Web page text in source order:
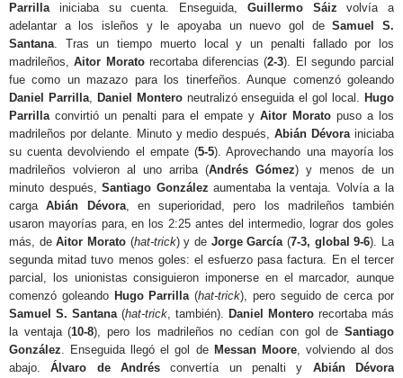
Parrillainiciaba su cuenta. Enseguida, Guillermo Sáiz volvía a
adelantar a los isleños y le apoyaba un nuevo gol deSamuel S.
Santana. Tras un tiempo muerto local y un penalti fallado por los
madrileños,Aitor Moratorecortaba diferencias (2-3). El segundo parcial
fue como un mazazo para los tinerfeños. Aunque comenzó goleando
Daniel Parrilla, Daniel Monteroneutralizó enseguida el gol local. Hugo
Parrillaconvirtió un penalti para el empate y Aitor Morato puso a los
madrileños por delante. Minuto y medio después,Abián Dévorainiciaba
su cuenta devolviendo el empate (5-5). Aprovechando una mayoría los
madrileños volvieron al uno arriba (Andrés Gómez) y menos de un
minuto después,Santiago González aumentaba la ventaja. Volvía a la
cargaAbián Dévora, en superioridad, pero los madrileños también
usaron mayorías para, en los 2:25 antes del intermedio, lograr dos goles
más, deAitor Morato (hat-trick) y de Jorge García(7-3, global 9-6). La
segunda mitad tuvo menos goles: el esfuerzo pasa factura. En el tercer
parcial, los unionistas consiguieron imponerse en el marcador, aunque
comenzó goleando Hugo Parrilla(hat-trick), pero seguido de cerca por
Samuel S. Santana(hat-trick, también). Daniel Montero recortaba más
la ventaja (10-8), pero los madrileños no cedían con gol deSantiago
González. Enseguida llegó el gol de Messan Moore, volviendo al dos
abajo.Álvaro de Andrés convertía un penalti y Abián Dévora